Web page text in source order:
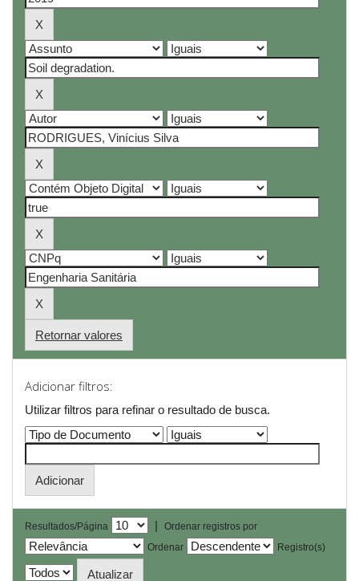
Retornar valores
Adicionar filtros:
Utilizar filtros para refinar o resultado de busca.
Resultados/Página |
Ordenar registros por
Ordenar
Registro(s)